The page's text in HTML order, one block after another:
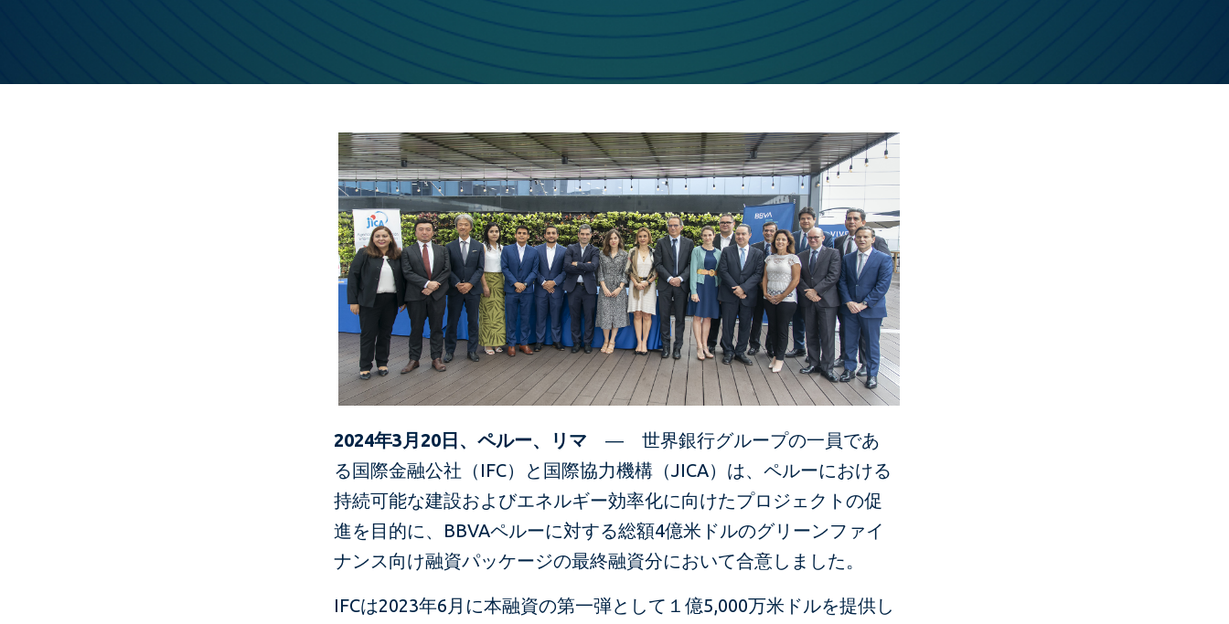
​2024年3月20日、ペルー、リマ ― 世界銀行グループの一員であ
る国際金融公社（IFC）と国際協力機構（JICA）は、ペルーにおける
持続可能な建設およびエネルギー効率化に向けたプロジェクトの促
進を目的に、BBVAペルーに対する総額4億米ドルのグリーンファイ
ナンス向け融資パッケージの最終融資分において合意しました。
IFCは2023年6月に本融資の第一弾として１億5,000万米ドルを提供し